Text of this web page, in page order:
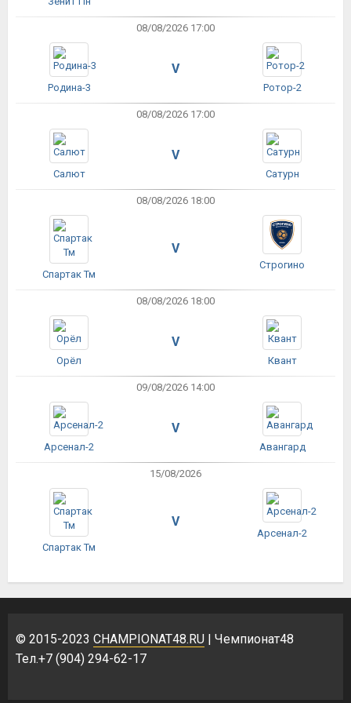
08/08/2026 17:00
Родина-3
V
Ротор-2
08/08/2026 17:00
Салют
V
Сатурн
08/08/2026 18:00
Спартак Тм
V
Строгино
08/08/2026 18:00
Орёл
V
Квант
09/08/2026 14:00
Арсенал-2
V
Авангард
15/08/2026
Спартак Тм
V
Арсенал-2
© 2015-2023 CHAMPIONAT48.RU | Чемпионат48
Тел.+7 (904) 294-62-17